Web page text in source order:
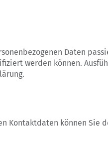
Daten
werden können.
Kontaktdaten können Sie